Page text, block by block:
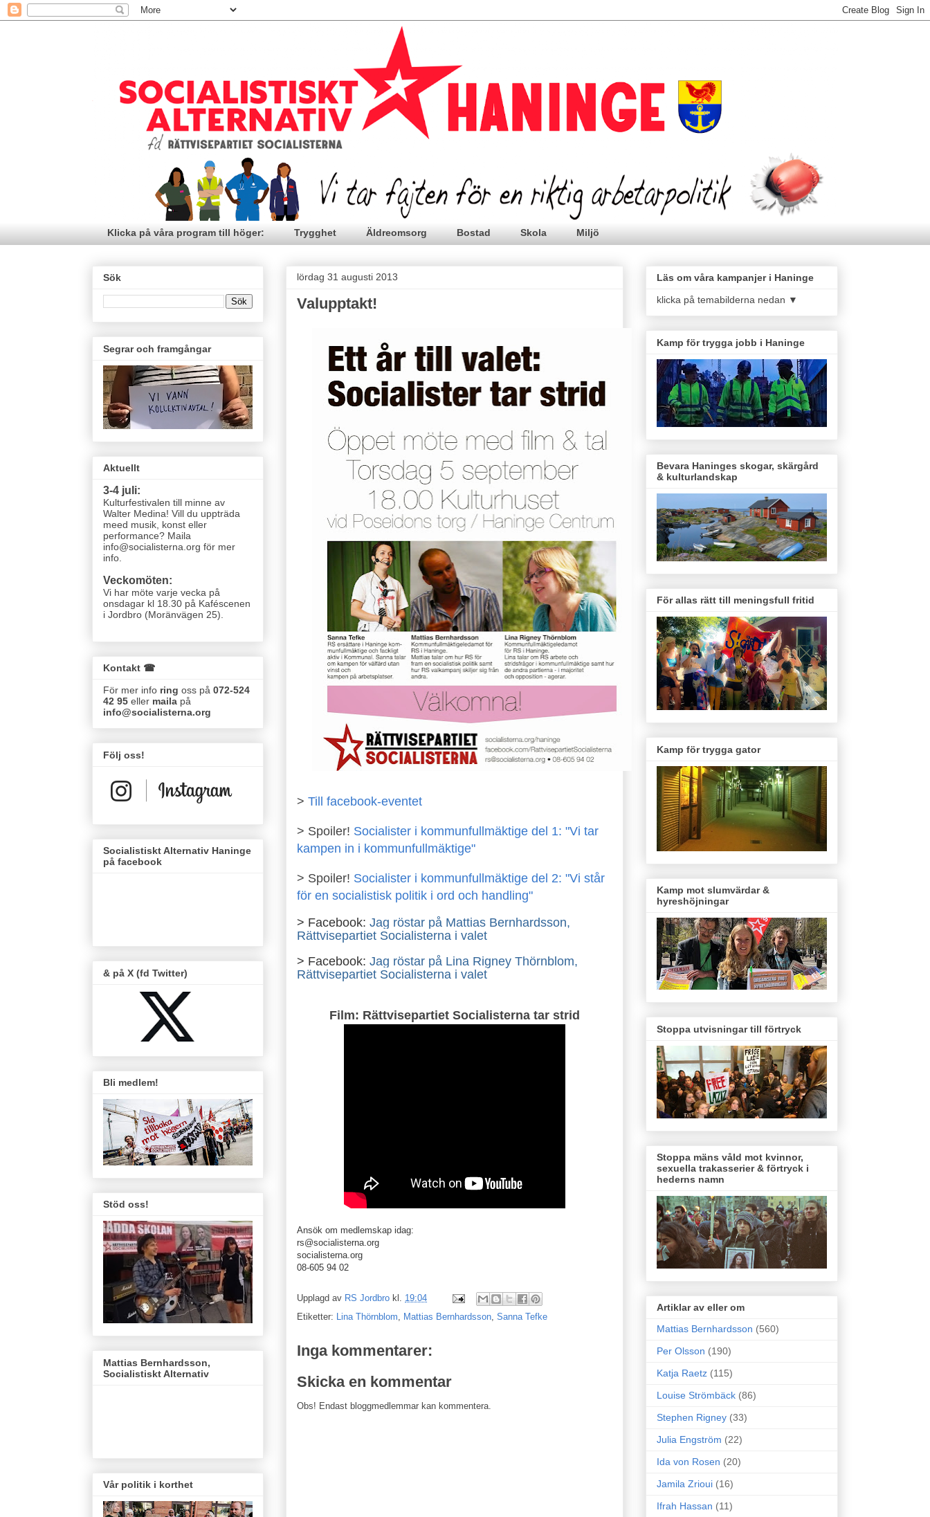
Klicka på våra program till höger: Trygghet Äldreomsorg Bostad Skola Miljö
lördag 31 augusti 2013
Valupptakt!
> Till facebook-eventet
> Spoiler! Socialister i kommunfullmäktige del 1: "Vi tar
kampen in i kommunfullmäktige"
> Spoiler! Socialister i kommunfullmäktige del 2: "Vi står
för en socialistisk politik i ord och handling"
> Facebook: Jag röstar på Mattias Bernhardsson,
Rättvisepartiet Socialisterna i valet
> Facebook: Jag röstar på Lina Rigney Thörnblom,
Rättvisepartiet Socialisterna i valet
Film: Rättvisepartiet Socialisterna tar strid
Ansök om medlemskap idag:
rs@socialisterna.org
socialisterna.org
08-605 94 02
Upplagd av RS Jordbro kl. 19:04
Etiketter:
Lina Thörnblom Mattias Bernhardsson Sanna Tefke
Inga kommentarer:
Skicka en kommentar
Obs! Endast bloggmedlemmar kan kommentera.
Sök
Segrar och framgångar
Aktuellt
3-4 juli:
Kulturfestivalen till minne av
Walter Medina! Vill du uppträda
meed musik, konst eller
performance? Maila
info@socialisterna.org för mer
info.
Veckomöten:
Vi har möte varje vecka på
onsdagar kl 18.30 på Kaféscenen
i Jordbro (Moränvägen 25)
Kontakt ☎
För mer info ring oss på 072-524
42 95 eller maila på
info@socialisterna.org
Följ oss!
Socialistiskt Alternativ Haninge
på facebook
& på X (fd Twitter)
Bli medlem!
Stöd oss!
Mattias Bernhardsson,
Socialistiskt Alternativ
Vår politik i korthet
Läs om våra kampanjer i Haninge
klicka på temabilderna nedan ▼
Kamp för trygga jobb i Haninge
Bevara Haninges skogar, skärgård
& kulturlandskap
För allas rätt till meningsfull fritid
Kamp för trygga gator
Kamp mot slumvärdar &
hyreshöjningar
Stoppa utvisningar till förtryck
Stoppa mäns våld mot kvinnor,
sexuella trakasserier & förtryck i
hederns namn
Artiklar av eller om
Mattias Bernhardsson (560)
Per Olsson (190)
Katja Raetz (115)
Louise Strömbäck (86)
Stephen Rigney (33)
Julia Engström (22)
Ida von Rosen (20)
Jamila Zrioui (16)
Ifrah Hassan (11)